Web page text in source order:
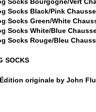
SOCKS